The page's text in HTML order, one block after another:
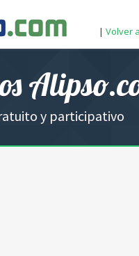
| Volver
y participativo